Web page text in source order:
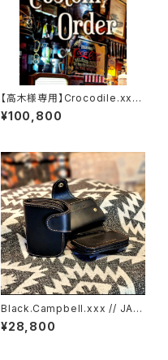
【高木様専用】Crocodile.xx
x."HIMARAYA".Edition// JAC
K.RIDE.SSW
¥100,800
Black.Campbell.xxx // JAC
K.RIDE.SSW
¥28,800